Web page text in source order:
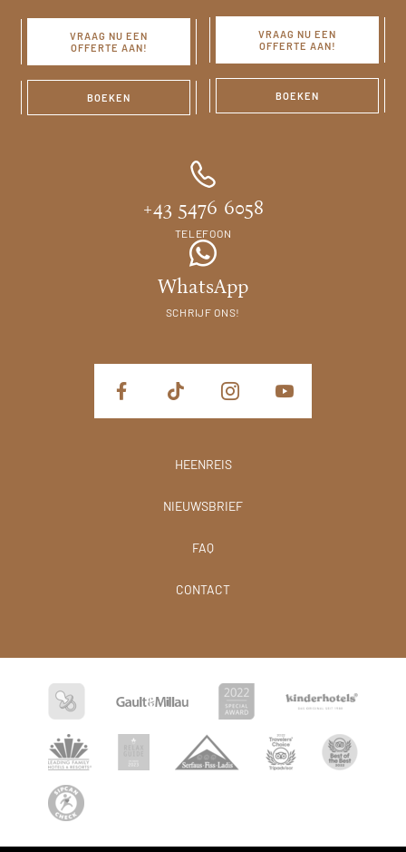
VRAAG NU EEN
OFFERTE AAN!
BOEKEN
+43 5476 6058
TELEFOON
WhatsApp
SCHRIJF ONS!
VRAAG NU EEN
OFFERTE AAN!
BOEKEN
HEENREIS
NIEUWSBRIEF
FAQ
CONTACT